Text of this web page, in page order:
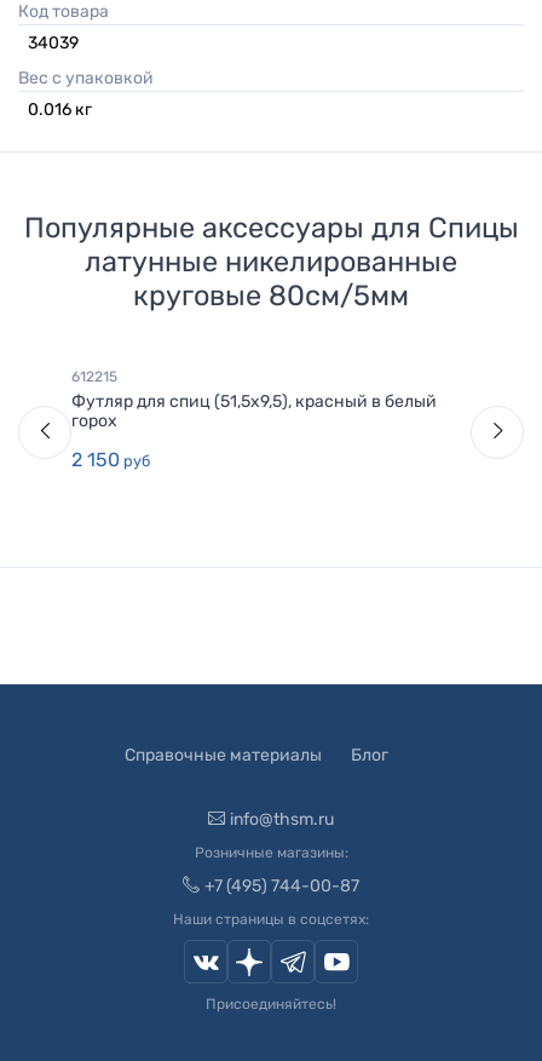
Код товара
34039
Вес с упаковкой
0.016 кг
Популярные аксессуары для Спицы
латунные никелированные
круговые 80см/5мм
612215
Футляр для спиц (51,5х9,5), красный в белый
горох
2 150 руб
Справочные материалы Блог
info@thsm.ru
Розничные магазины:
+7 (495) 744-00-87
Наши страницы в соцсетях:
Присоединяйтесь!